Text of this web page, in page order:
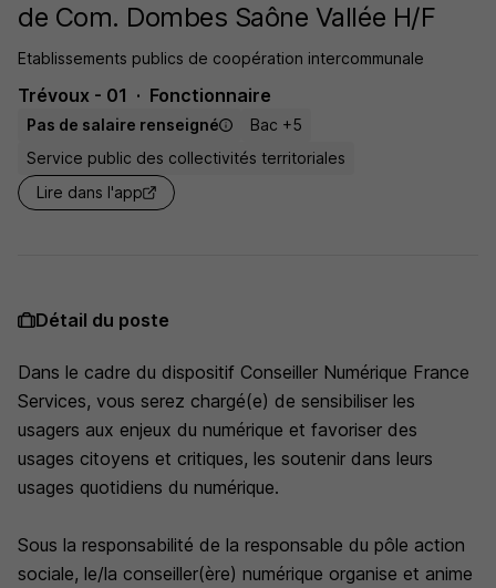
de Com. Dombes Saône Vallée H/F
Etablissements publics de coopération intercommunale
Trévoux - 01 Fonctionnaire
Pas de salaire renseigné
Bac +5
Service public des collectivités territoriales
Lire dans l'app
Détail du poste
Dans le cadre du dispositif Conseiller Numérique France
Services, vous serez chargé(e) de sensibiliser les
usagers aux enjeux du numérique et favoriser des
usages citoyens et critiques, les soutenir dans leurs
usages quotidiens du numérique.
Sous la responsabilité de la responsable du pôle action
sociale, le/la conseiller(ère) numérique organise et anime